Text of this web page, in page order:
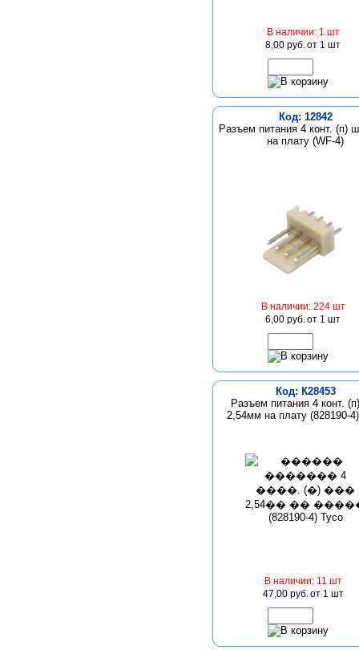
В наличии: 1 шт
8,00 руб.от 1 шт
Код: 12842
Разъем питания 4 конт. (п)
на плату (WF-4)
В наличии: 224 шт
6,00 руб.от 1 шт
Код: К28453
Разъем питания 4 конт.
2,54мм на плату (828190-
В наличии: 11 шт
47,00 руб.от 1 шт